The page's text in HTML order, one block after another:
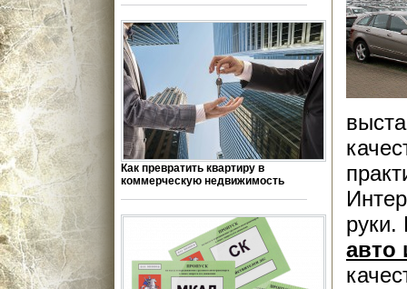
Как превратить квартиру в
коммерческую недвижимость
руки.
авто